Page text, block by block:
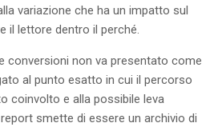
variazione che ha un impatto sul
il lettore dentro il perché.
conversioni non va presentato come
al punto esatto in cui il percorso
coinvolto e alla possibile leva
smette di essere un archivio di